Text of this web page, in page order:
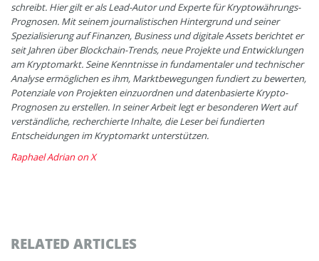
schreibt. Hier gilt er als Lead-Autor und Experte für Kryptowährungs-
Prognosen. Mit seinem journalistischen Hintergrund und seiner
Spezialisierung auf Finanzen, Business und digitale Assets berichtet er
seit Jahren über Blockchain-Trends, neue Projekte und Entwicklungen
am Kryptomarkt. Seine Kenntnisse in fundamentaler und technischer
Analyse ermöglichen es ihm, Marktbewegungen fundiert zu bewerten,
Potenziale von Projekten einzuordnen und datenbasierte Krypto-
Prognosen zu erstellen. In seiner Arbeit legt er besonderen Wert auf
verständliche, recherchierte Inhalte, die Leser bei fundierten
Entscheidungen im Kryptomarkt unterstützen.
Raphael Adrian on X
RELATED ARTICLES